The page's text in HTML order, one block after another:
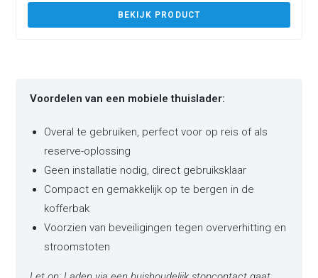
BEKIJK PRODUCT
Voordelen van een mobiele thuislader:
Overal te gebruiken, perfect voor op reis of als
reserve-oplossing
Geen installatie nodig, direct gebruiksklaar
Compact en gemakkelijk op te bergen in de
kofferbak
Voorzien van beveiligingen tegen oververhitting en
stroomstoten